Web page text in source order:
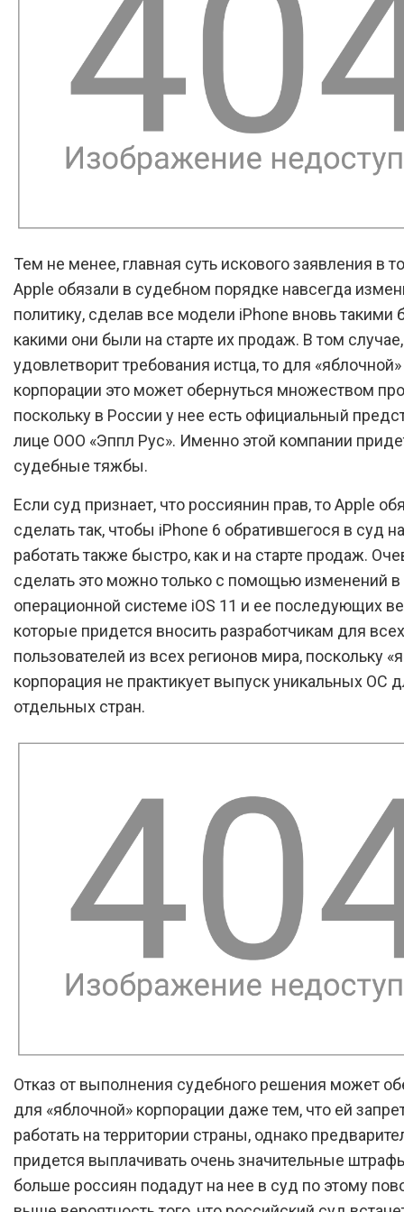
Тем не менее, главная суть искового заявления в
Apple обязали в судебном порядке навсегда
политику, сделав все модели iPhone вновь
какими они были на старте их продаж. В том
удовлетворит требования истца, то для «яблочной»
корпорации это может обернуться множеством
поскольку в России у нее есть официальный
лице ООО «Эппл Рус». Именно этой компании
судебные тяжбы.
Если суд признает, что россиянин прав, то Apple
сделать так, чтобы iPhone 6 обратившегося в суд
работать также быстро, как и на старте продаж.
сделать это можно только с помощью изменений в
операционной системе iOS 11 и ее последующих
которые придется вносить разработчикам для всех
пользователей из всех регионов мира, поскольку
корпорация не практикует выпуск уникальных ОС
отдельных стран.
Отказ от выполнения судебного решения может
для «яблочной» корпорации даже тем, что ей
работать на территории страны, однако
придется выплачивать очень значительные
больше россиян подадут на нее в суд по этому